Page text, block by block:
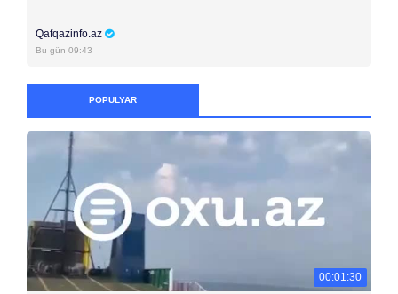
Qafqazinfo.az
Bu gün 09:43
POPULYAR
00:01:30